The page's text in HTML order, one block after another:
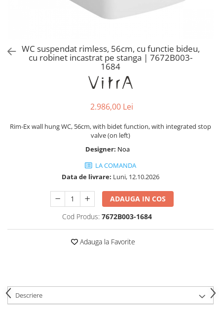
Baterii lavoar montare pe tavan
Robinete de trecere
WC suspendat rimless, 56cm, cu functie bideu,
cu robinet incastrat pe stanga | 7672B003-
1684
2.986,00 Lei
Rim-Ex wall hung WC, 56cm, with bidet function, with integrated stop
valve (on left)
Designer: Noa
LA COMANDA
Data de livrare: Luni, 12.10.2026
ADAUGA IN COS
Cod Produs: 7672B003-1684
Adauga la Favorite
Descriere